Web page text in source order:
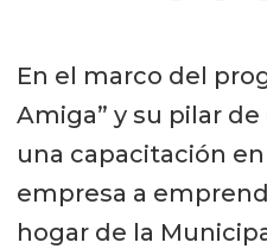
En el marco del
Amiga” y su pilar
una capacitación
empresa a
hogar de la